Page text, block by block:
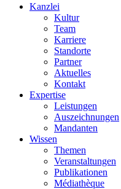
Kanzlei
Kultur
Team
Karriere
Standorte
Partner
Aktuelles
Kontakt
Expertise
Leistungen
Auszeichnungen
Mandanten
Wissen
Themen
Veranstaltungen
Publikationen
Médiathèque